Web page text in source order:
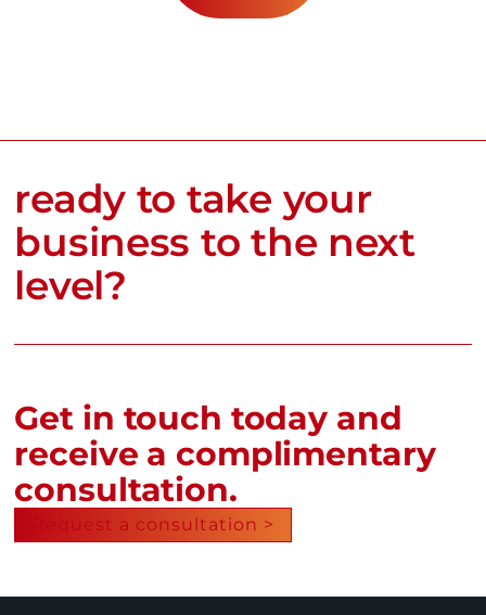
ready to take your
business to the next
level?
Get in touch today and
receive a complimentary
consultation.
Request a consultation >